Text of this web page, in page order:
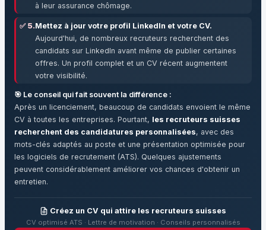
à leur assurance chômage.
✅ 5.Mettez à jour votre profil LinkedIn et votre CV.
Aujourd'hui, de nombreux recruteurs recherchent des
candidats sur LinkedIn avant même de publier certaines
offres. Un profil complet et un CV récent augmentent
votre visibilité.
🎯 Le conseil qui fait souvent la différence :
Après un licenciement, beaucoup de candidats envoient le même
CV à toutes les entreprises. Pourtant, les recruteurs suisses
recherchent des candidatures personnalisées, avec des
mots-clés adaptés au poste et une présentation optimisée pour
les logiciels de recrutement (ATS). Quelques ajustements
peuvent considérablement améliorer vos chances d'obtenir un
entretien.
Créez un CV qui attire les recruteurs suisses
CV optimisé ATS · Lettre de motivation · Conseils personnalisés